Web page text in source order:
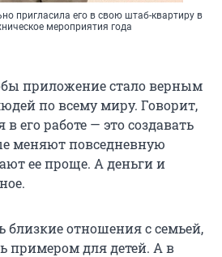
пригласила его в свою штаб-квартиру в
мероприятия года
приложение стало верным
по всему миру. Говорит,
его работе — это создавать
меняют повседневную
ее проще. А деньги и
близкие отношения с семьей,
примером для детей. А в